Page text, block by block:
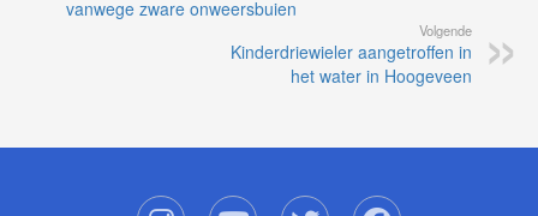
vanwege zware onweersbuien
Volgende
Kinderdriewieler aangetroffen in
het water in Hoogeveen